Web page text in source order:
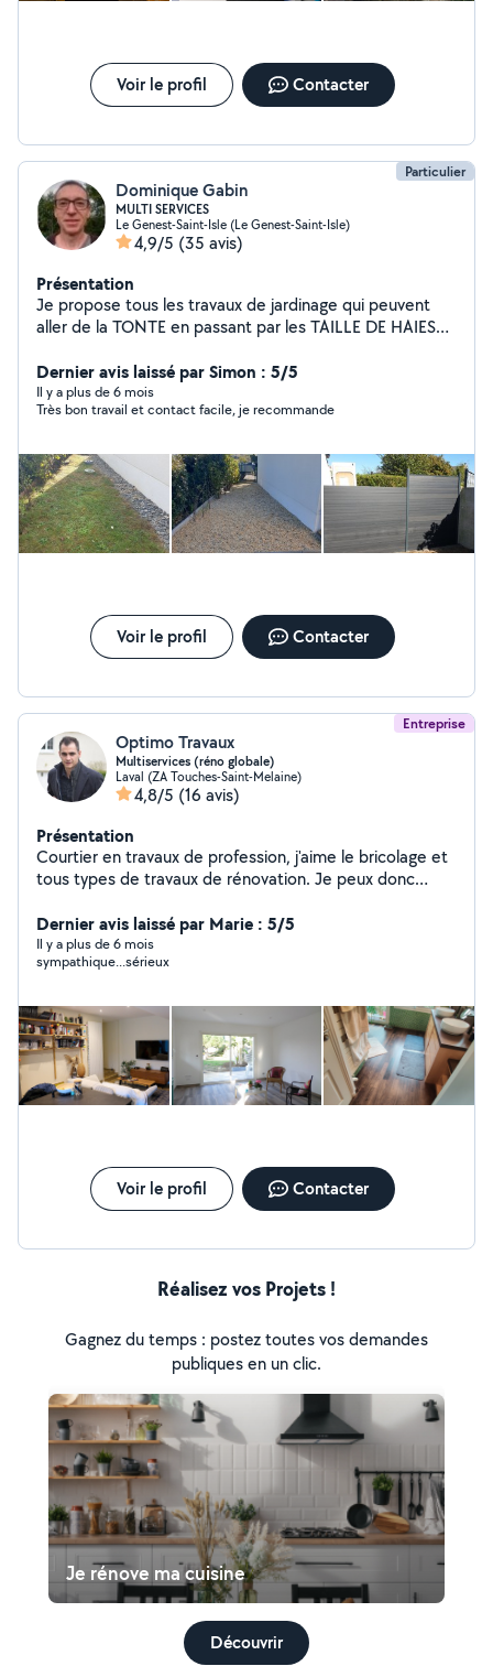
Voir le profil Contacter
Particulier
Dominique Gabin
MULTI SERVICES
Le Genest-Saint-Isle (Le Genest-Saint-Isle)
4,9/5 (35 avis)
Présentation
Je propose tous les travaux de jardinage qui peuvent
aller de la TONTE en passant par les TAILLE DE HAIES
(MONTAGE DE MEUBLE--POSE LUMINAIRE --
NETTOYAGE TERRASSE --BRICOLAGE --POSE
ROBINETTERIE-- POSE TRINGLE A RIDEAUX,
palette d'activités, je suis donc ouvert à toutes
propositions HABILITATION AVANCE IMMEDIATE
CREDIT D'IMPOT GRACE A L'AVANCE IMMEDIATE VOUS
REGLEZ LA MOITIE DE LA FACTURE . Cordialement
Dernier avis laissé par Simon : 5/5
Il y a plus de 6 mois
Très bon travail et contact facile, je recommande
Voir le profil Contacter
Entreprise
Optimo Travaux
Multiservices (réno globale)
Laval (ZA Touches-Saint-Melaine)
4,8/5 (16 avis)
Présentation
Courtier en travaux de profession, j'aime le bricolage et
tous types de travaux de rénovation. Je peux donc
plusieurs appartements de A à Z et je sais être
minutieux pour atteindre un résultat satisfaisant. De
nature souriant et accueillant, je peux vous apporter
sol, de peinture, d'entretien extérieur, etc. Mon objectif
est toujours de repartir d'un chantier avec un sourire
partagé avec mon client.
Dernier avis laissé par Marie : 5/5
Il y a plus de 6 mois
sympathique...sérieux
Voir le profil Contacter
Réalisez vos Projets !
Gagnez du temps : postez toutes vos demandes
publiques en un clic.
Je rénove ma cuisine
Découvrir